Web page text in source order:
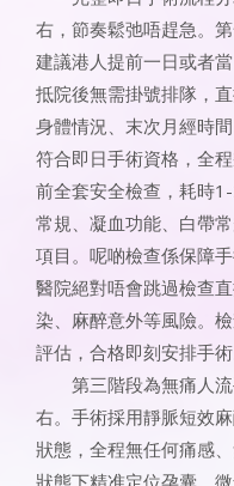
右，節奏鬆弛唔趕急。
建議港人提前一日或者
抵院後無需掛號排隊，
身體情況、末次月經時
符合即日手術資格，全
前全套安全檢查，耗時
常規、凝血功能、白帶
項目。呢啲檢查係保障
醫院絕對唔會跳過檢查
染、麻醉意外等風險。
評估，合格即刻安排手術
第三階段為無痛人
右。手術採用靜脈短效
狀態，全程無任何痛感
狀態下精准定位孕囊，